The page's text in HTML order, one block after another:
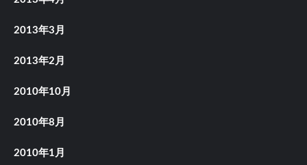
2013年3月
2013年2月
2010年10月
2010年8月
2010年1月